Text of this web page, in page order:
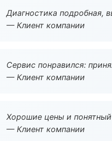
Диагностика подробная,
— Клиент компании
Сервис понравился:
— Клиент компании
Хорошие цены и понятный
— Клиент компании